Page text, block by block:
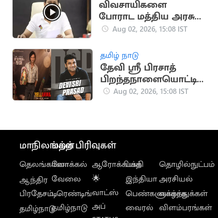
விவசாயிகளை
போராட மத்திய அரசு
அனுமதிக்க வேண்டும்
Aug 02, 2026, 15:08 IST
தமிழ் நாடு
தேவி ஸ்ரீ பிரசாத்
பிறந்தநாளையொட்டி
போஸ்டர் வெளியிட்ட
Aug 02, 2026, 15:08 IST
மாநிலங்கள்
தெலங்கானா
ஆந்திர
பிரதேசம்
தமிழ்நாடு
மற்ற பிரிவுகள்
லோக்கல்
வேலை
டிரெண்டிங்
தமிழ்நாடு
ஆரோக்கியம்
🌟
வாட்ஸ்
அப்
பக்தி
இந்தியா
பெண்களுக்காக
வைரல்
தொழில்நுட்பம்
அரசியல்
வாழ்த்துக்கள்
விளம்பரங்கள்